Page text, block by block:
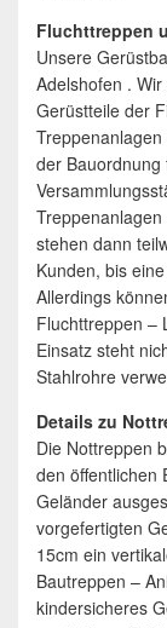
Fluchttreppen
Unsere
Adelshofen .
Gerüstteile der
der Bauordnung
stehen dann
Kunden, bis
Allerdings
Fluchttreppen –
Einsatz steht
Stahlrohre
Details zu
Die Nottreppen
den öffentlichen
Geländer
vorgefertigten
15cm ein
Bautreppen –
kindersicheres